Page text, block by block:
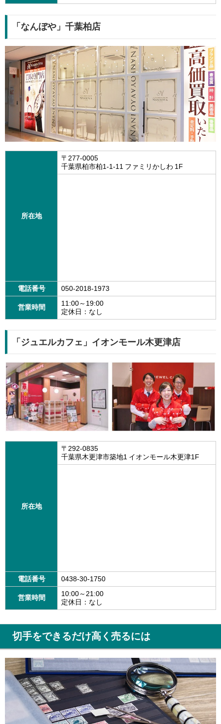
「なんぼや」千葉柏店
所在地
〒277-0005
千葉県柏市柏1-1-11 ファミリかしわ 1F
電話番号 050-2018-1973
営業時間
11:00～19:00
定休日：なし
「ジュエルカフェ」イオンモール木更津店
所在地
〒292-0835
千葉県木更津市築地1 イオンモール木更津1F
電話番号 0438-30-1750
営業時間
10:00～21:00
定休日：なし
切手をできるだけ高く売るには